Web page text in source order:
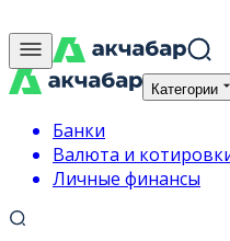
Категории
Банки
Валюта и
Личные финансы